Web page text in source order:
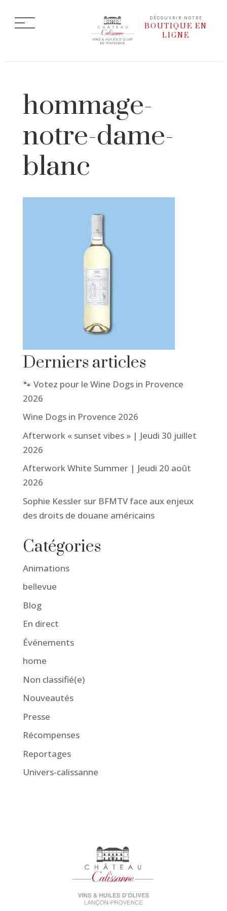
DÉCOUVRIR NOTRE
BOUTIQUE EN
LIGNE
hommage-
notre-dame-
blanc
Derniers articles
🐾 Votez pour le Wine Dogs in Provence
2026
Wine Dogs in Provence 2026
Afterwork « sunset vibes » | Jeudi 30 juillet
2026
Afterwork White Summer | Jeudi 20 août
2026
Sophie Kessler sur BFMTV face aux enjeux
des droits de douane américains
Catégories
Animations
bellevue
Blog
En direct
Événements
home
Non classifié(e)
Nouveautés
Presse
Récompenses
Reportages
Univers-calissanne